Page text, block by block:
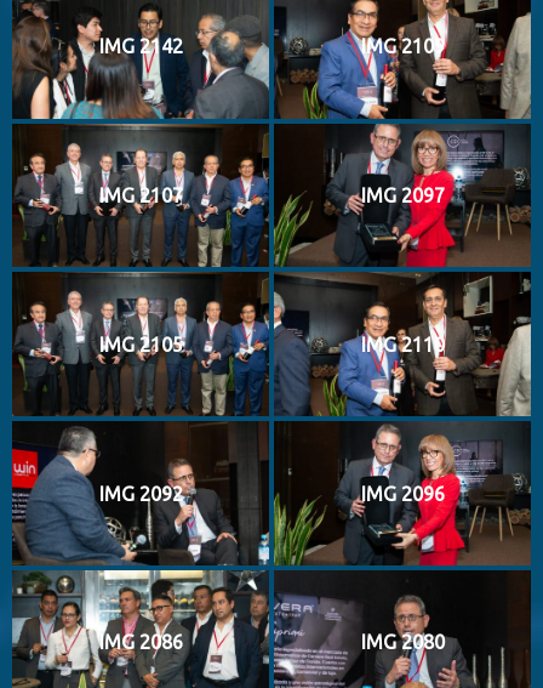
IMG 2142 IMG 2109
IMG 2107 IMG 2097
IMG 2105 IMG 2110
IMG 2092 IMG 2096
IMG 2086 IMG 2080